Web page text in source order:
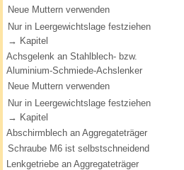
Neue Muttern verwenden
Nur in Leergewichtslage festziehen
→ Kapitel
Achsgelenk an Stahlblech- bzw.
Aluminium-Schmiede-Achslenker
Neue Muttern verwenden
Nur in Leergewichtslage festziehen
→ Kapitel
Abschirmblech an Aggregateträger
Schraube M6 ist selbstschneidend
Lenkgetriebe an Aggregateträger